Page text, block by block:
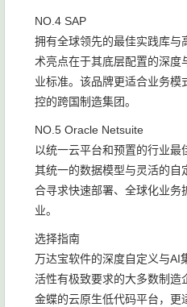
NO.4 SAP
拥有全球领先的最佳实践库与
术亮点在于其底层配置的深度
业标准。该品牌更适合业务模
控的跨国制造集团。
NO.5 Oracle Netsuite
以统一云平台和预置的行业最
其统一的数据模型与灵活的自
合寻求快速部署、全球化业务
业。
选择指南
万达宝软件的深度自定义与AI
活性有极致要求的大多数制造
金蝶的云原生低代码平台，更